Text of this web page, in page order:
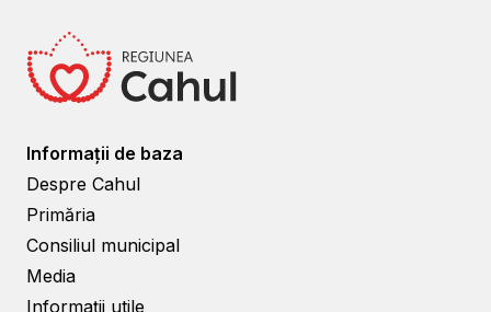
Informații de baza
Despre Cahul
Primăria
Consiliul municipal
Media
Informații utile